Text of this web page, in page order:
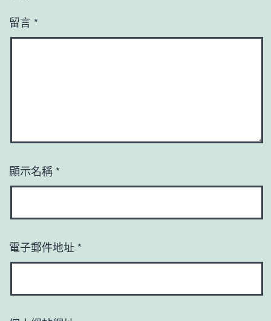
留言 *
顯示名稱 *
電子郵件地址 *